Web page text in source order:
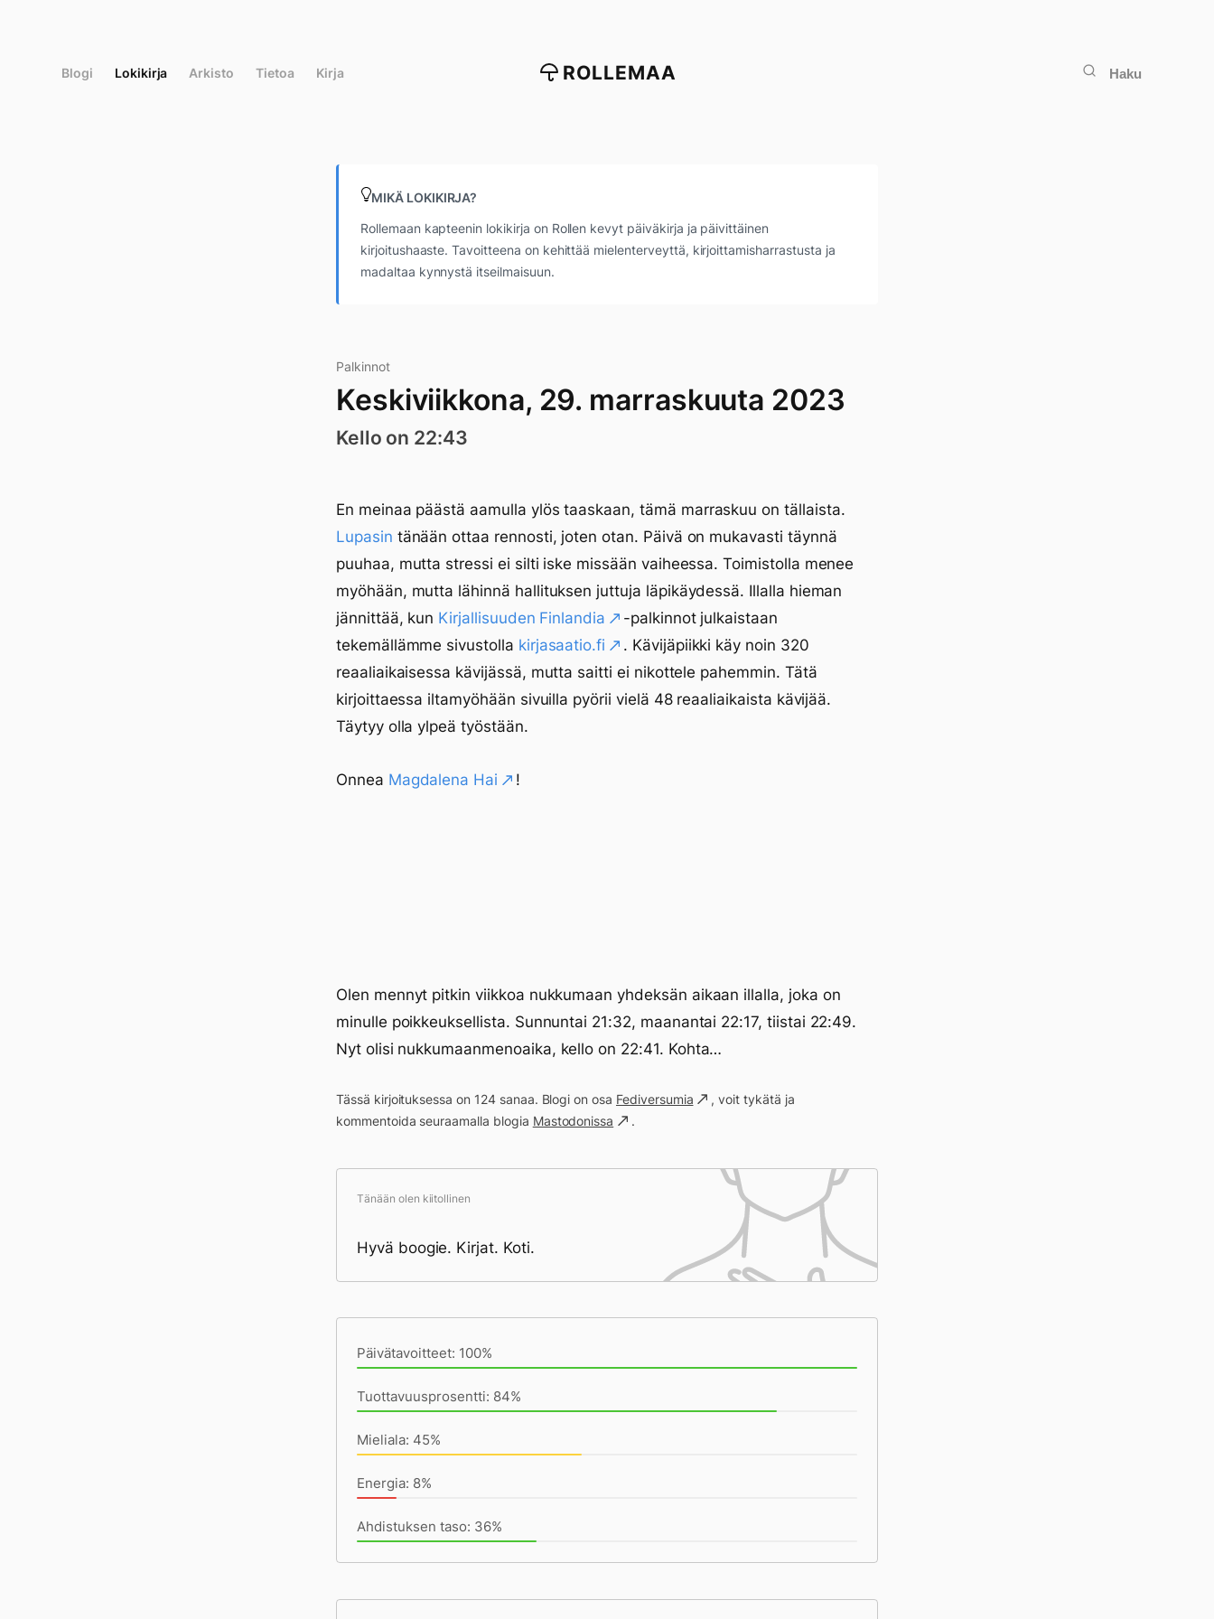
Blogi Lokikirja Arkisto Tietoa Kirja ROLLEMAA Haku
MIKÄ LOKIKIRJA?
Rollemaan kapteenin lokikirja on Rollen kevyt päiväkirja ja päivittäinen
kirjoitushaaste. Tavoitteena on kehittää mielenterveyttä, kirjoittamisharrastusta ja
madaltaa kynnystä itseilmaisuun.
Palkinnot
Keskiviikkona, 29. marraskuuta 2023
Kello on 22:43
En meinaa päästä aamulla ylös taaskaan, tämä marraskuu on tällaista.
Lupasin tänään ottaa rennosti, joten otan. Päivä on mukavasti täynnä
puuhaa, mutta stressi ei silti iske missään vaiheessa. Toimistolla menee
myöhään, mutta lähinnä hallituksen juttuja läpikäydessä. Illalla hieman
jännittää, kun Kirjallisuuden Finlandia
-palkinnot julkaistaan
tekemällämme sivustolla kirjasaatio.fi
. Kävijäpiikki käy noin 320
reaaliaikaisessa kävijässä, mutta saitti ei nikottele pahemmin. Tätä
kirjoittaessa iltamyöhään sivuilla pyörii vielä 48 reaaliaikaista kävijää.
Täytyy olla ylpeä työstään.
Onnea Magdalena Hai !
Olen mennyt pitkin viikkoa nukkumaan yhdeksän aikaan illalla, joka on
minulle poikkeuksellista. Sunnuntai 21:32, maanantai 22:17, tiistai 22:49.
Nyt olisi nukkumaanmenoaika, kello on 22:41. Kohta…
Tässä kirjoituksessa on 124 sanaa. Blogi on osa Fediversumia
, voit tykätä ja
kommentoida seuraamalla blogia Mastodonissa .
Tänään olen kiitollinen
Hyvä boogie. Kirjat. Koti.
Päivätavoitteet: 100%
Tuottavuusprosentti: 84%
Mieliala: 45%
Energia: 8%
Ahdistuksen taso: 36%